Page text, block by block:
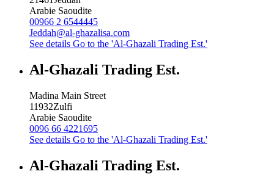
Arabie Saoudite
00966 2 6544445
Jeddah@al-ghazalisa.com
See details Go to the 'Al-Ghazali Trading Est.'
Al-Ghazali Trading Est.
Madina Main Street
11932Zulfi
Arabie Saoudite
0096 66 4221695
See details Go to the 'Al-Ghazali Trading Est.'
Al-Ghazali Trading Est.